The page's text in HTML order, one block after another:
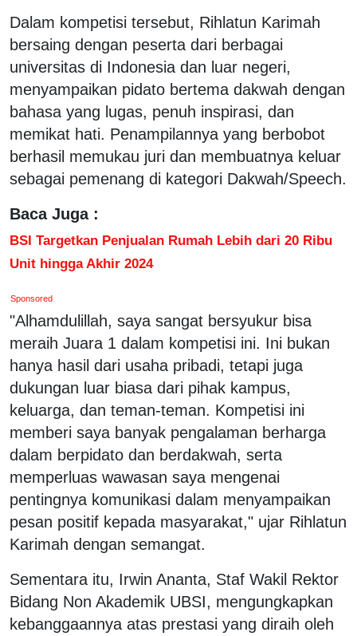
Dalam kompetisi tersebut, Rihlatun Karimah
bersaing dengan peserta dari berbagai
universitas di Indonesia dan luar negeri,
menyampaikan pidato bertema dakwah dengan
bahasa yang lugas, penuh inspirasi, dan
memikat hati. Penampilannya yang berbobot
berhasil memukau juri dan membuatnya keluar
sebagai pemenang di kategori Dakwah/Speech.
Baca Juga :
BSI Targetkan Penjualan Rumah Lebih dari 20 Ribu
Unit hingga Akhir 2024
Sponsored
"Alhamdulillah, saya sangat bersyukur bisa
meraih Juara 1 dalam kompetisi ini. Ini bukan
hanya hasil dari usaha pribadi, tetapi juga
dukungan luar biasa dari pihak kampus,
keluarga, dan teman-teman. Kompetisi ini
memberi saya banyak pengalaman berharga
dalam berpidato dan berdakwah, serta
memperluas wawasan saya mengenai
pentingnya komunikasi dalam menyampaikan
pesan positif kepada masyarakat," ujar Rihlatun
Karimah dengan semangat.
Sementara itu, Irwin Ananta, Staf Wakil Rektor
Bidang Non Akademik UBSI, mengungkapkan
kebanggaannya atas prestasi yang diraih oleh